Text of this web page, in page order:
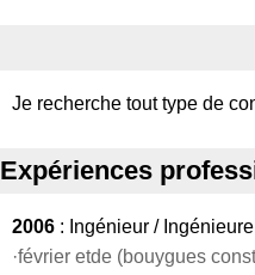
Je recherche tout type de
Expériences
2006 : Ingénieur /
·février etde (bouygues